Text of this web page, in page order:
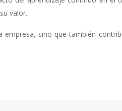
valor.
sino que también